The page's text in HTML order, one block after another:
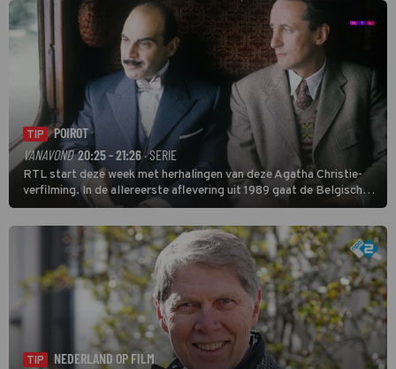
TIP
POIROT
VANAVOND 20:25 - 21:26 · SERIE
RTL start deze week met herhalingen van deze Agatha Christie-
verfilming. In de allereerste aflevering uit 1989 gaat de Belgische
speurder op zoek naar een vermiste kok. Poirot raakt al snel
verwikkeld in een moordzaak. (HH)
TIP
NEDERLAND OP FILM